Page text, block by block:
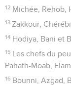
12 Michée, Rehob,
13 Zakkour,
14 Hodiya, Bani et
15 Les chefs du
Pahath-Moab,
16 Bounni, Azgad,